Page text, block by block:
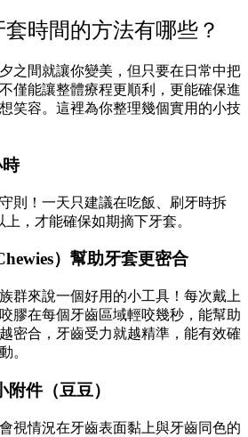
時間的方法有哪些？
之間就讓你變美，但只要在日常中把
僅能讓整體療程更順利，更能確保進
笑容。這裡為你整理幾個實用的小技
則！一天只建議在吃飯、刷牙時拆
，才能確保如期摘下牙套。
）幫助牙套更密合
群來說一個好用的小工具！每次戴上
膠在每個牙齒區域輕咬幾秒，能幫助
密合，牙齒受力就越精準，能有效確
。
件（豆豆）
視情況在牙齒表面黏上與牙齒同色的